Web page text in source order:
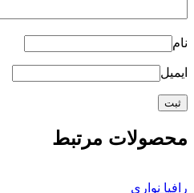
نام
ایمیل
محصولات مرتبط
رافیا نواری